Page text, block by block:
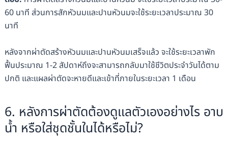
60 นาที ส่วนการสักหัวนมและปานหัวนมจะใช้ระยะเวลาประมาณ​ 30
นาที
หลังจากผ่าตัดสร้างหัวนมและปานหัวนมเสร็จแล้ว จะใช้ระยะเวลาพัก
ฟื้นประมาณ 1-2 สัปดาห์ถึงจะสามารถกลับมาใช้ชีวิตประจำวันได้ตาม
ปกติ และแผลผ่าตัดจะหายดีและเข้าที่ภายในระยะเวลา 1 เดือน
6. หลังการผ่าตัดต้องดูแลตัวเองอย่างไร อาบ
น้ำ หรือใส่ชุดชั้นในได้หรือไม่?